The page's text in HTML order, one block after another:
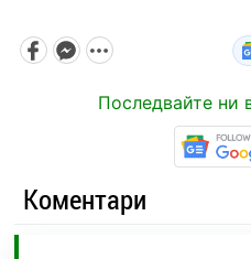
Последвайте ни
Коментари